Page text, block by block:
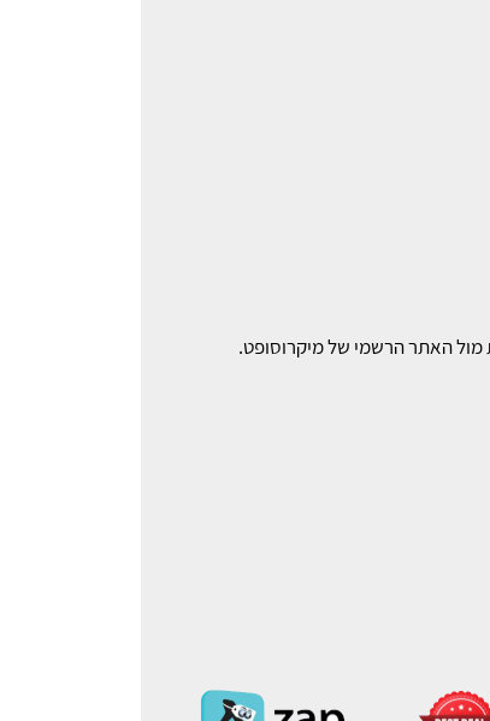
מול האתר הרשמי של מיקרוסופט.